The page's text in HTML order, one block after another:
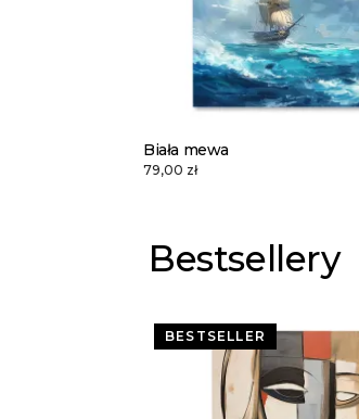
Biała mewa
79,00 zł
Bestsellery
BESTSELLER